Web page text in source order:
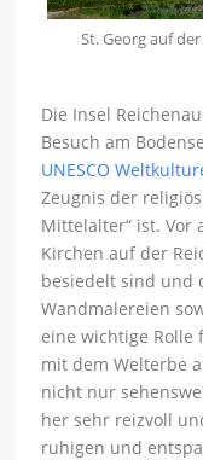
St. Georg auf
Die Insel
Besuch am
UNESCO
Zeugnis der
Mittelalter“ ist. Vor
Kirchen auf der
besiedelt sind und
Wandmalereien
eine wichtige Rolle
mit dem Welterbe
nicht nur
her sehr reizvoll
ruhigen und